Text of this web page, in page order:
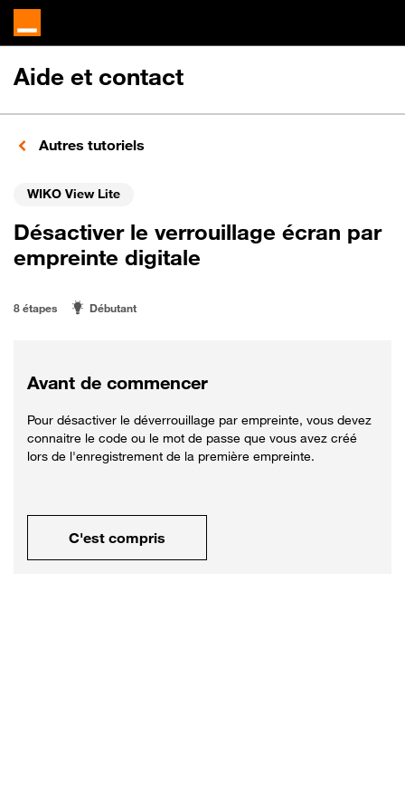
Aide et contact
Autres tutoriels
WIKO View Lite
Désactiver le verrouillage écran par
empreinte digitale
8 étapes Débutant
Avant de commencer
Pour désactiver le déverrouillage par empreinte, vous devez
connaitre le code ou le mot de passe que vous avez créé
lors de l'enregistrement de la première empreinte.
C'est compris